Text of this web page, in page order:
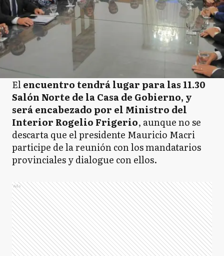
Elencuentro tendrá lugar para las 11.30
Salón Norte de la Casa de Gobierno, y
será encabezado por el Ministro del
Interior Rogelio Frigerio, aunque no se
descarta que el presidente Mauricio Macri
participe de la reunión con los mandatarios
provinciales y dialogue con ellos.
Ads